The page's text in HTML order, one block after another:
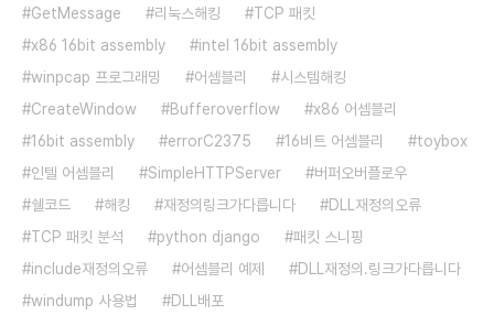
GetMessage 리눅스해킹
TCP 패킷
x86 16bit assembly
intel 16bit assembly
winpcap 프로그래밍
어셈블리
시스템해킹
CreateWindow
Bufferoverflow
x86 어셈블리
16bit assembly
errorC2375 16비트 어셈블리
toybox
인텔 어셈블리
SimpleHTTPServer
버퍼오버플로우
쉘코드
해킹 재정의링크가다릅니다
DLL재정의오류
TCP 패킷 분석
python django
패킷 스니핑
include재정의오류
어셈블리 예제
DLL재정의.링크가다릅니다
windump 사용법
DLL배포